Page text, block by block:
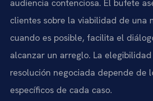
audiencia contenciosa. El bufete
clientes sobre la viabilidad de una
cuando es posible, facilita el
alcanzar un arreglo. La
resolución negociada depende de
específicos de cada caso.